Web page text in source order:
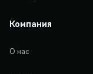
Компания
О нас